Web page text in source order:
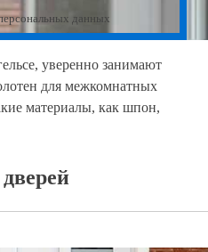
данных
уверенно занимают
для межкомнатных
материалы, как шпон,